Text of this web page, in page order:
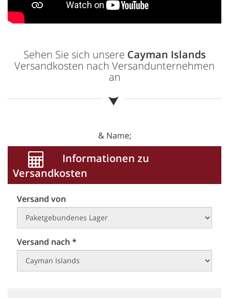
Sehen Sie sich unsere Cayman Islands
Versandkosten nach Versandunternehmen
an
& Name;
Informationen zu
Versandkosten
Versand von
Versand nach *